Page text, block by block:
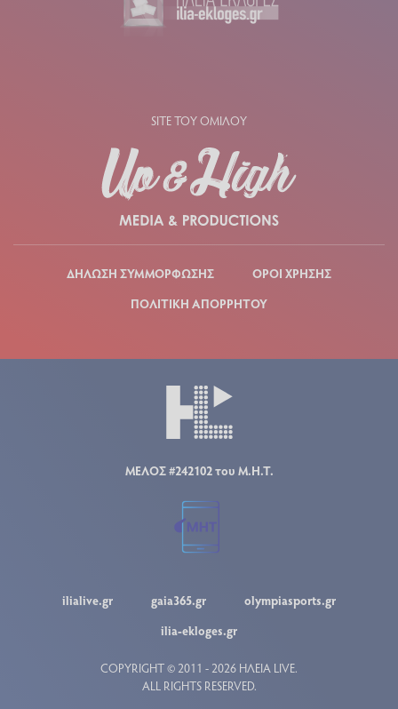
SITE ΤΟΥ ΟΜΙΛΟΥ
ΔΗΛΩΣΗ ΣΥΜΜΟΡΦΩΣΗΣ
ΟΡΟΙ ΧΡΗΣΗΣ
ΠΟΛΙΤΙΚΗ ΑΠΟΡΡΗΤΟΥ
ΜΕΛΟΣ #242102 του Μ.Η.Τ.
ilialive.gr gaia365.gr
olympiasports.gr
ilia-ekloges.gr
COPYRIGHT © 2011 - 2026 ΗΛΕΙΑ LIVE.
ALL RIGHTS RESERVED.